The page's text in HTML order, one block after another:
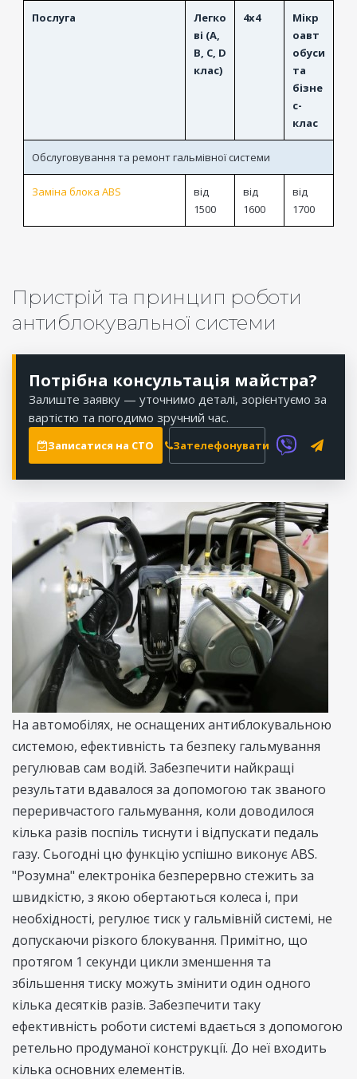
Послуга
Легко
ві (A,
B, C, D
клас)
4x4
Мікр
оавт
обуси
та
бізне
с-
клас
Обслуговування та ремонт гальмівної системи
Заміна блока ABS
від
1500
від
1600
від
1700
Пристрій та принцип роботи
антиблокувальної системи
Потрібна консультація майстра?
Залиште заявку — уточнимо деталі, зорієнтуємо за
вартістю та погодимо зручний час.
Записатися на СТО Зателефонувати
На автомобілях, не оснащених антиблокувальною
системою, ефективність та безпеку гальмування
регулював сам водій. Забезпечити найкращі
результати вдавалося за допомогою так званого
переривчастого гальмування, коли доводилося
кілька разів поспіль тиснути і відпускати педаль
газу. Сьогодні цю функцію успішно виконує ABS.
"Розумна" електроніка безперервно стежить за
швидкістю, з якою обертаються колеса і, при
необхідності, регулює тиск у гальмівній системі, не
допускаючи різкого блокування. Примітно, що
протягом 1 секунди цикли зменшення та
збільшення тиску можуть змінити один одного
кілька десятків разів. Забезпечити таку
ефективність роботи системі вдається з допомогою
ретельно продуманої конструкції. До неї входить
кілька основних елементів.